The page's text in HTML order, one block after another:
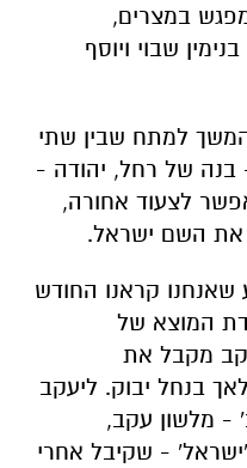
במצרים,
בנימין שבוי ויוסף
למתח שבין שתי
בנה של רחל, יהודה -
לצעוד אחורה,
את השם ישראל.
שאנחנו קראנו החודש
המוצא של
מקבל את
בנחל יבוק. ליעקב
' - מלשון עקב,
'ישראל' - שקיבל אחרי